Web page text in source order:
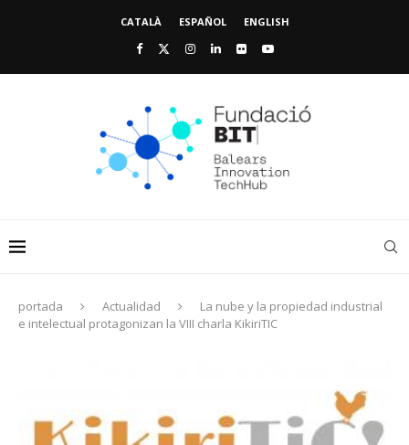
CATALÀ ESPAÑOL ENGLISH
portada Actualidad
La nube y la propiedad industrial
e intelectual protagonizan la VIII charla KikiriTIC